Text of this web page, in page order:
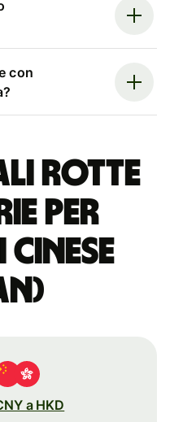
con
rotte
per
cinese
a HKD